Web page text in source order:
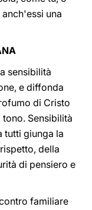
una
sensibilità
e diffonda
di Cristo
Sensibilità
tutti giunga la
della
di pensiero e
familiare